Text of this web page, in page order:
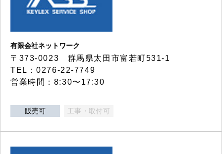
有限会社ネットワーク
〒373-0023 群馬県太田市富若町531-1
TEL：0276-22-7749
営業時間：8:30〜17:30
販売可 工事・取付可